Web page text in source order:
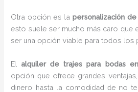
Otra opción es lapersonalización
esto suele ser mucho más caro que
ser una opción viable para todos los
Elalquiler de trajes para bodas
opción que ofrece grandes
dinero hasta la comodidad de no